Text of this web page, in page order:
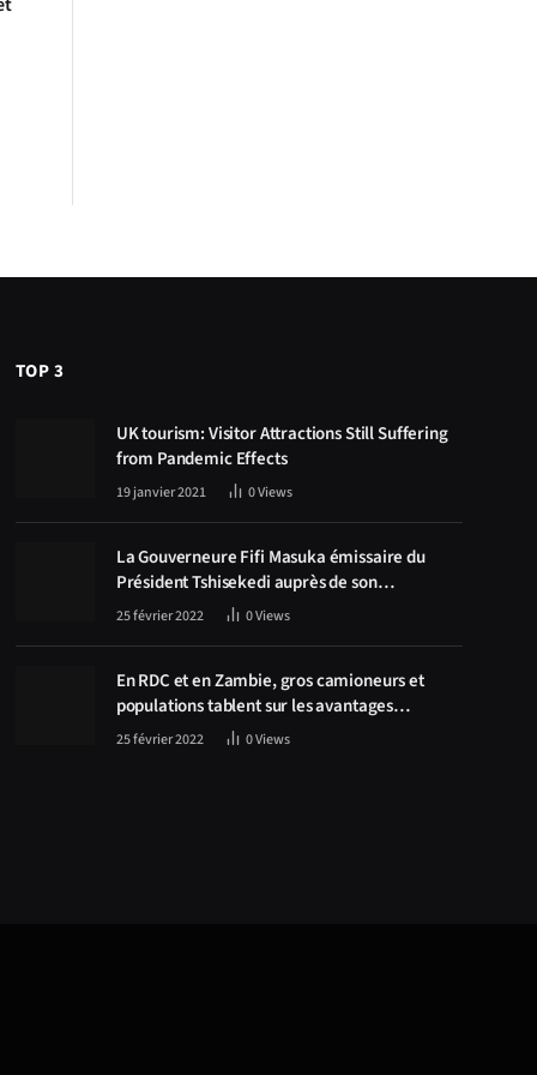
TOP 3
UK tourism: Visitor Attractions Still Suffering
from Pandemic Effects
19 janvier 2021 0Views
La Gouverneure Fifi Masuka émissaire du
Président Tshisekedi auprès de son
homologue Zambien Hichilema, la
25 février 2022 0Views
En RDC et en Zambie, gros camioneurs et
populations tablent sur les avantages
économiques de la route Kolwezi-Solwezi
25 février 2022 0Views